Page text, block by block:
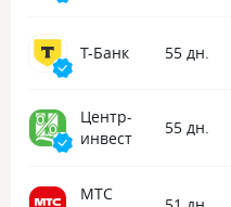
Т-Банк 55 дн.
Центр-
инвест
55 дн.
МТС